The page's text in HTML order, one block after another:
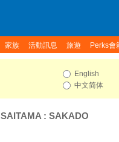
家族 活動訊息 旅遊 Perks會
English
中文简体
SAITAMA : SAKADO